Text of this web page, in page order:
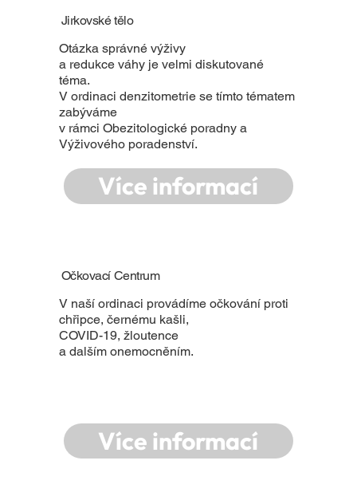
Jirkovské tělo
Otázka správné výživy
a redukce váhy je velmi diskutované
téma.
V ordinaci denzitometrie se tímto tématem
zabýváme
v rámci Obezitologické poradny a
Výživového poradenství.
Více informací
Očkovací Centrum
V naší ordinaci provádíme očkování proti
chřipce, černému kašli,
COVID-19, žloutence
a dalším onemocněním.
Více informací